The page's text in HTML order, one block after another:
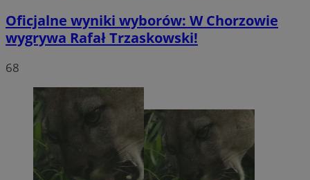
Oficjalne wyniki wyborów: W Chorzowie
wygrywa Rafał Trzaskowski!
68